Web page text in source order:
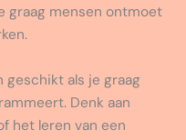
graag mensen ontmoet
geschikt als je graag
Denk aan
het leren van een